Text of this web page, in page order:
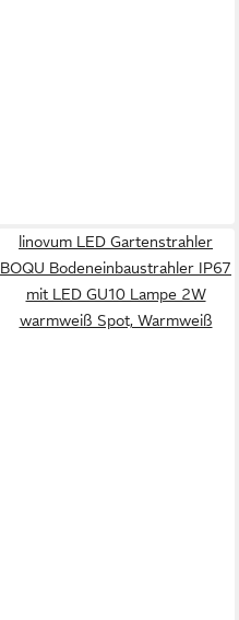
linovum LED Gartenstrahler
BOQU Bodeneinbaustrahler IP67
mit LED GU10 Lampe 2W
warmweiß Spot, Warmweiß